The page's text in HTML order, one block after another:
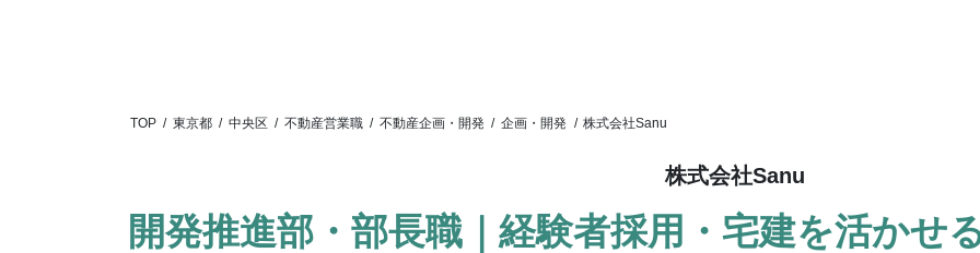
TOP / 東京都 / 中央区 / 不動産営業職 / 不動産企画・開発 / 企画・開発 / 株式会社Sanu
株式会社Sanu
開発推進部・部長職｜経験者採用・宅建を活かせ